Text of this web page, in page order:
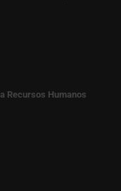
Recursos Humanos